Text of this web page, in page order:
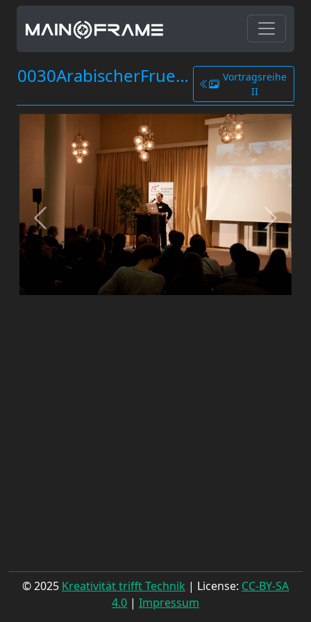
0030ArabischerFruehling.jpg
Vortragsreihe
II
© 2025 Kreativität trifft Technik | License: CC-BY-SA
4.0 | Impressum